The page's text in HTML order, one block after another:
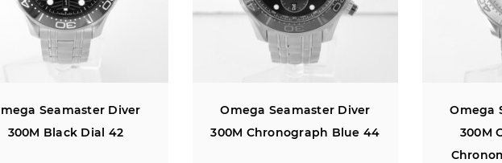
Seamaster Diver
300M Black Dial 42
Omega Seamaster Diver
300M Chronograph Blue 44
Omega
300M